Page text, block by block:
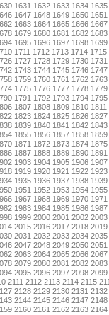
1631 1632 1633 1634 1635
1647 1648 1649 1650 1651
1663 1664 1665 1666 1667
1679 1680 1681 1682 1683
1695 1696 1697 1698 1699
1711 1712 1713 1714 1715
1727 1728 1729 1730 1731
1743 1744 1745 1746 1747
1759 1760 1761 1762 1763
1775 1776 1777 1778 1779
1791 1792 1793 1794 1795
1807 1808 1809 1810 1811
1823 1824 1825 1826 1827
1839 1840 1841 1842 1843
1855 1856 1857 1858 1859
1871 1872 1873 1874 1875
1887 1888 1889 1890 1891
1903 1904 1905 1906 1907
1919 1920 1921 1922 1923
1935 1936 1937 1938 1939
1951 1952 1953 1954 1955
1967 1968 1969 1970 1971
1983 1984 1985 1986 1987
1999 2000 2001 2002 2003
2015 2016 2017 2018 2019
2031 2032 2033 2034 2035
2047 2048 2049 2050 2051
2063 2064 2065 2066 2067
2079 2080 2081 2082 2083
2095 2096 2097 2098 2099
2111 2112 2113 2114 2115
2128 2129 2130 2131 2132
2144 2145 2146 2147 2148
2160 2161 2162 2163 2164